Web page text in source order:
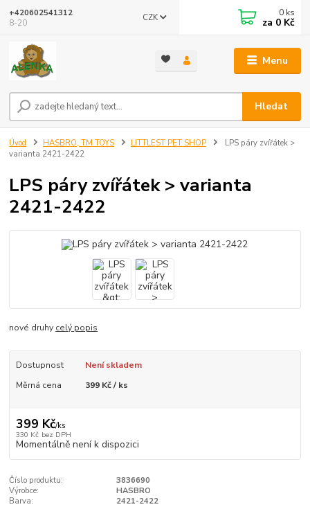
Menu
CZK
Hledat
+420602541312
8-20
0 ks
za 0 Kč
Úvod HASBRO, TM TOYS LITTLEST PET SHOP
LPS páry zvířátek >
varianta 2421-2422
LPS páry zvířátek > varianta
2421-2422
nové druhy celý popis
Dostupnost
Není skladem
Měrná cena
399 Kč / ks
399 Kč/ks
330 Kč bez DPH
Momentálně není k dispozici
Číslo produktu:
3836690
Výrobce:
HASBRO
Barva:
2421-2422